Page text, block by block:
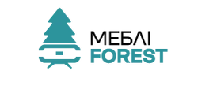
Перейти к основному контенту